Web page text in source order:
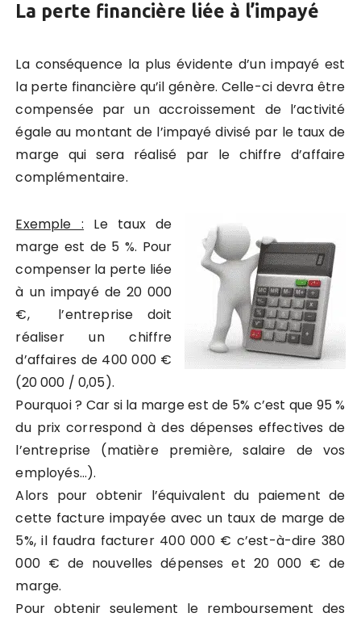
La perte financière liée à l’impayé
La conséquence la plus évidente d’un impayé est
la perte financière qu’il génère. Celle-ci devra être
compensée par un accroissement de l’activité
égale au montant de l’impayé divisé par le taux de
marge qui sera réalisé par le chiffre d’affaire
complémentaire.
Exemple : Le taux de
marge est de 5 %. Pour
compenser la perte liée
à un impayé de 20 000
€, l’entreprise doit
réaliser un chiffre
d’affaires de 400 000 €
(20 000 / 0,05).
Pourquoi ? Car si la marge est de 5% c’est que 95 %
du prix correspond à des dépenses effectives de
l’entreprise (matière première, salaire de vos
employés…).
Alors pour obtenir l’équivalent du paiement de
cette facture impayée avec un taux de marge de
5%, il faudra facturer 400 000 € c’est-à-dire 380
000 € de nouvelles dépenses et 20 000 € de
marge.
Pour obtenir seulement le remboursement des